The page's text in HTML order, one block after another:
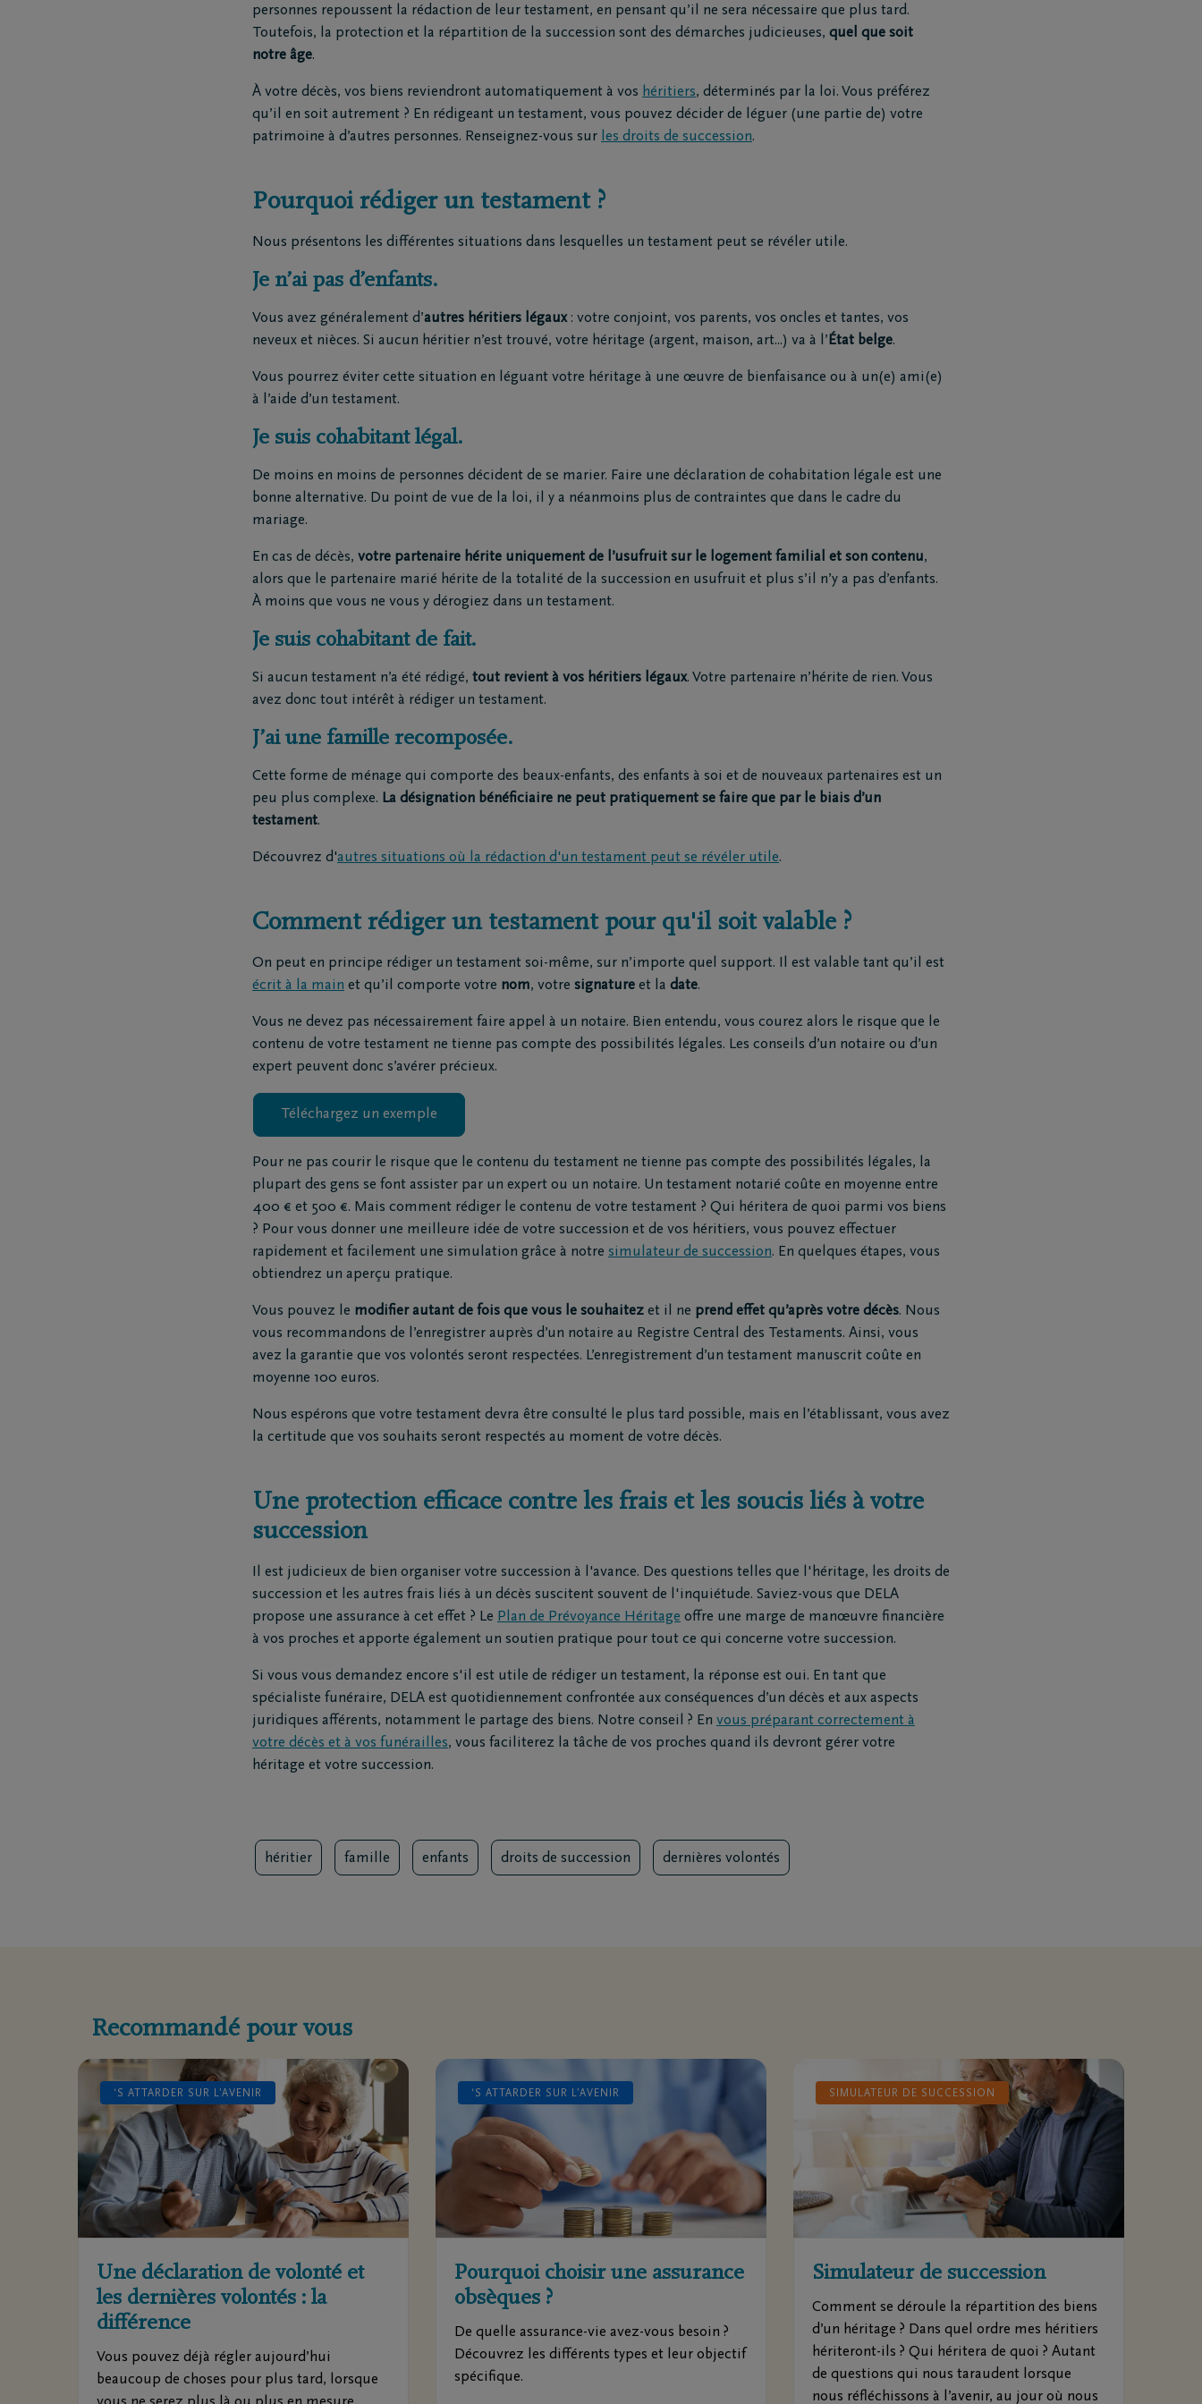
Funérailles moto
Rapatriement
Événements Inspiration
condoléances
Nos courtiers
Nos sièges principaux
Nos crématoriums
Notre centre de rapatriement
Contactez-moi
Fixez un rendez-vous
personnes repoussent la rédaction de leur testament, en pensant qu’il ne sera nécessaire que plus tard.
Toutefois, la protection et la répartition de la succession sont des démarches judicieuses, quel que soit
notre âge.
À votre décès, vos biens reviendront automatiquement à vos héritiers, déterminés par la loi. Vous préférez
qu’il en soit autrement ? En rédigeant un testament, vous pouvez décider de léguer (une partie de) votre
patrimoine à d’autres personnes. Renseignez-vous sur les droits de succession.
Pourquoi rédiger un testament ?
Nous présentons les différentes situations dans lesquelles un testament peut se révéler utile.
Je n’ai pas d’enfants.
Vous avez généralement d’autres héritiers légaux: votre conjoint, vos parents, vos oncles et tantes, vos
neveux et nièces. Si aucun héritier n’est trouvé, votre héritage (argent, maison, art...) va à l’État belge.
Vous pourrez éviter cette situation en léguant votre héritage à une œuvre de bienfaisance ou à un(e) ami(e)
à l’aide d’un testament.
Je suis cohabitant légal.
De moins en moins de personnes décident de se marier. Faire une déclaration de cohabitation légale est une
bonne alternative. Du point de vue de la loi, il y a néanmoins plus de contraintes que dans le cadre du
mariage.
En cas de décès, votre partenaire hérite uniquement de l’usufruit sur le logement familial et son contenu,
alors que le partenaire marié hérite de la totalité de la succession en usufruit et plus s’il n’y a pas d’enfants.
À moins que vous ne vous y dérogiez dans un testament.
Je suis cohabitant de fait.
Si aucun testament n’a été rédigé, tout revient à vos héritiers légaux. Votre partenaire n’hérite de rien. Vous
avez donc tout intérêt à rédiger un testament.
J’ai une famille recomposée.
Cette forme de ménage qui comporte des beaux-enfants, des enfants à soi et de nouveaux partenaires est un
peu plus complexe. La désignation bénéficiaire ne peut pratiquement se faire que par le biais d’un
testament.
Découvrez d'autres situations où la rédaction d'un testament peut se révéler utile.
Comment rédiger un testament pour qu'il soit valable ?
On peut en principe rédiger un testament soi-même, sur n’importe quel support. Il est valable tant qu’il est
écrit à la main et qu’il comporte votre nom, votre signature et la date.
Vous ne devez pas nécessairement faire appel à un notaire. Bien entendu, vous courez alors le risque que le
contenu de votre testament ne tienne pas compte des possibilités légales. Les conseils d’un notaire ou d’un
expert peuvent donc s’avérer précieux.
Téléchargez un exemple
Pour ne pas courir le risque que le contenu du testament ne tienne pas compte des possibilités légales, la
plupart des gens se font assister par un expert ou un notaire. Un testament notarié coûte en moyenne entre
400 € et 500 €. Mais comment rédiger le contenu de votre testament ? Qui héritera de quoi parmi vos biens
? Pour vous donner une meilleure idée de votre succession et de vos héritiers, vous pouvez effectuer
rapidement et facilement une simulation grâce à notre simulateur de succession. En quelques étapes, vous
obtiendrez un aperçu pratique.
Vous pouvez le modifier autant de fois que vous le souhaitez et il ne prend effet qu’après votre décès. Nous
vous recommandons de l’enregistrer auprès d’un notaire au Registre Central des Testaments. Ainsi, vous
avez la garantie que vos volontés seront respectées. L’enregistrement d’un testament manuscrit coûte en
moyenne 100 euros.
Nous espérons que votre testament devra être consulté le plus tard possible, mais en l’établissant, vous avez
la certitude que vos souhaits seront respectés au moment de votre décès.
Une protection efficace contre les frais et les soucis liés à votre
succession
Il est judicieux de bien organiser votre succession à l'avance. Des questions telles que l'héritage, les droits de
succession et les autres frais liés à un décès suscitent souvent de l'inquiétude. Saviez-vous que DELA
propose une assurance à cet effet ? Le Plan de Prévoyance Héritage offre une marge de manœuvre financière
à vos proches et apporte également un soutien pratique pour tout ce qui concerne votre succession.
Si vous vous demandez encore s'il est utile de rédiger un testament, la réponse est oui. En tant que
spécialiste funéraire, DELA est quotidiennement confrontée aux conséquences d’un décès et aux aspects
juridiques afférents, notamment le partage des biens. Notre conseil ? En vous préparant correctement à
votre décès et à vos funérailles, vous faciliterez la tâche de vos proches quand ils devront gérer votre
héritage et votre succession.
héritier famille enfants droits de succession dernières volontés
Recommandé pour vous
‘S ATTARDER SUR L’AVENIR
Une déclaration de volonté et
les dernières volontés : la
différence
Vous pouvez déjà régler aujourd’hui
beaucoup de choses pour plus tard, lorsque
‘S ATTARDER SUR L’AVENIR
Pourquoi choisir une assurance
obsèques ?
De quelle assurance-vie avez-vous besoin ?
Découvrez les différents types et leur objectif
spécifique.
SIMULATEUR DE SUCCESSION
Simulateur de succession
Comment se déroule la répartition des biens
d’un héritage ? Dans quel ordre mes héritiers
hériteront-ils ? Qui héritera de quoi ? Autant
de questions qui nous taraudent lorsque
nous réfléchissons à l’avenir, au jour où nous